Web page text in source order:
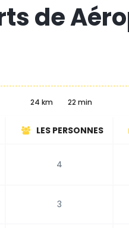
de
24 km 22 min
LES PERSONNES
4
3